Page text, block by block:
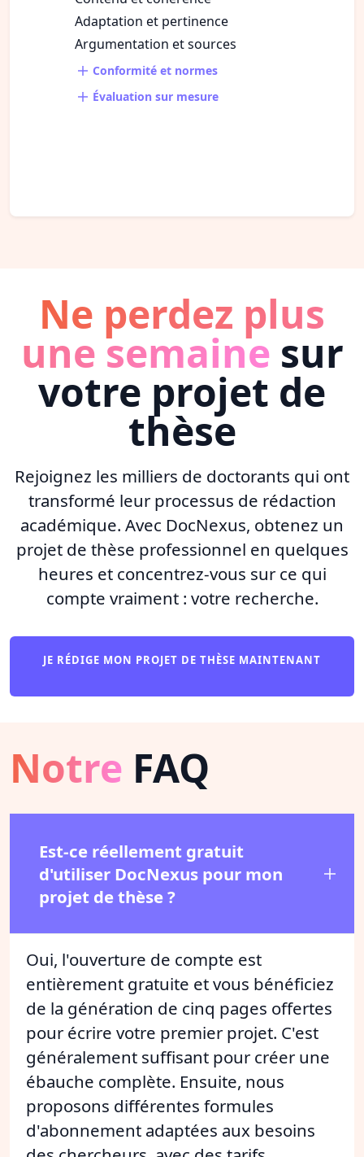
Adaptation et pertinence
Argumentation et sources
Conformité et normes
Évaluation sur mesure
Ne perdez plus
une semaine sur
votre projet de
thèse
Rejoignez les milliers de doctorants qui ont
transformé leur processus de rédaction
académique. Avec DocNexus, obtenez un
projet de thèse professionnel en quelques
heures et concentrez-vous sur ce qui
compte vraiment : votre recherche.
JE RÉDIGE MON PROJET DE THÈSE MAINTENANT
Notre FAQ
Est-ce réellement gratuit
d'utiliser DocNexus pour mon
projet de thèse ?
Oui, l'ouverture de compte est
entièrement gratuite et vous bénéficiez
de la génération de cinq pages offertes
pour écrire votre premier projet. C'est
généralement suffisant pour créer une
ébauche complète. Ensuite, nous
proposons différentes formules
d'abonnement adaptées aux besoins